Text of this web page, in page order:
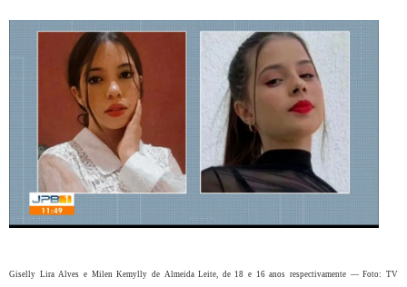
Giselly Lira Alves e Milen Kemylly de Almeida Leite, de 18 e 16 anos respectivamente — Foto: TV